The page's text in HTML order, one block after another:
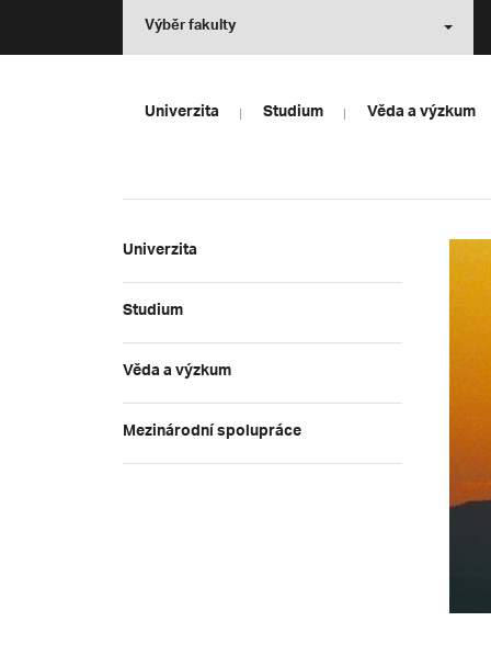
Výběr fakulty
Univerzita Studium Věda a výzkum
Univerzita
Studium
Věda a výzkum
Mezinárodní spolupráce